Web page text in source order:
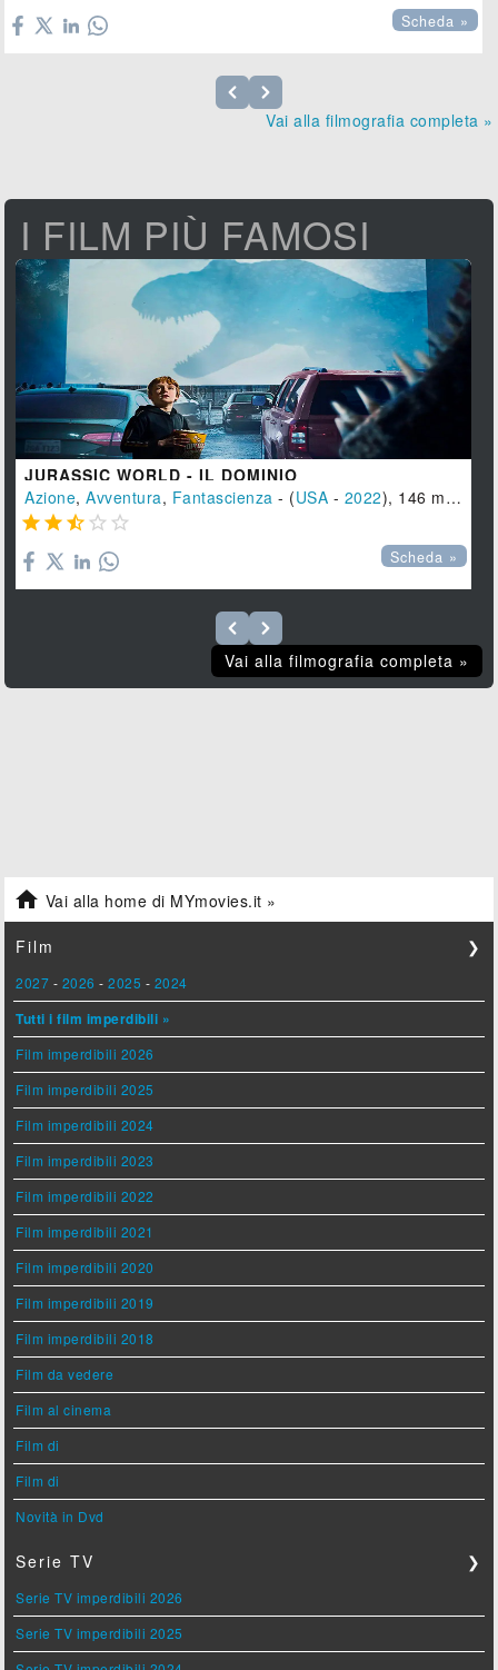
Scheda »
Vai alla filmografia completa »
I FILM PIÙ FAMOSI
JURASSIC WORLD - IL DOMINIO
Azione,Avventura, Fantascienza - (USA - 2022), 146 min.
    
Scheda »
Vai alla filmografia completa »
 Vai alla home di MYmovies.it »
Film ❯
2027 - 2026 -2025 - 2024
Tutti i film imperdibili »
Film imperdibili 2026
Film imperdibili 2025
Film imperdibili 2024
Film imperdibili 2023
Film imperdibili 2022
Film imperdibili 2021
Film imperdibili 2020
Film imperdibili 2019
Film imperdibili 2018
Film da vedere
Film al cinema
Film di
Film di
Novità in Dvd
Serie TV ❯
Serie TV imperdibili 2026
Serie TV imperdibili 2025